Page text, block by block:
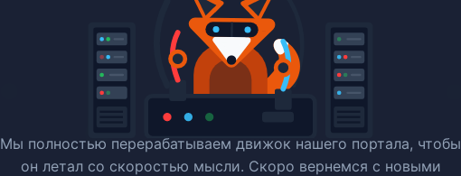
Мы полностью перерабатываем движок нашего портала, чтобы
он летал со скоростью мысли. Скоро вернемся c новыми